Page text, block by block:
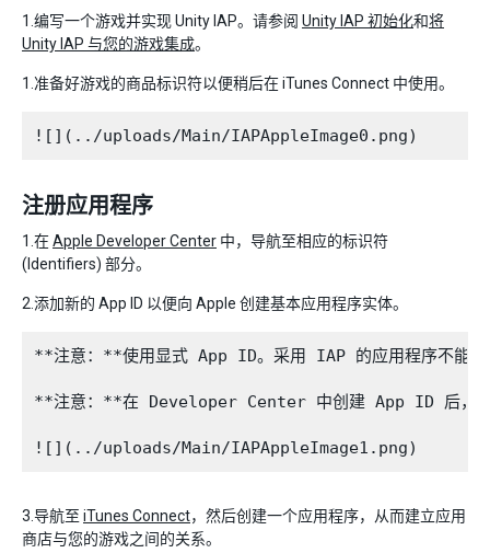
1.编写一个游戏并实现 Unity IAP。请参阅 Unity IAP 初始化和将
Unity IAP 与您的游戏集成。
1.准备好游戏的商品标识符以便稍后在 iTunes Connect 中使用。
注册应用程序
1.在Apple Developer Center 中，导航至相应的标识符
(Identifiers) 部分。
2.添加新的 App ID 以便向 Apple 创建基本应用程序实体。
**注意：**使用显式 App ID。采用 IAP 的应用程序不
**注意：**在 Developer Center 中创建 App ID 后，
3.导航至 iTunes Connect，然后创建一个应用程序，从而建立应用
商店与您的游戏之间的关系。